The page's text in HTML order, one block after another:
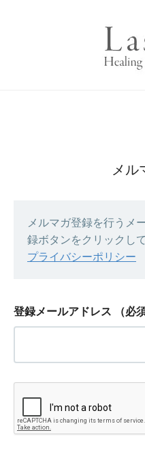
メル
メルマガ登録を行うメ
録ボタンをクリックし
プライバシーポリシー
登録メールアドレス （必